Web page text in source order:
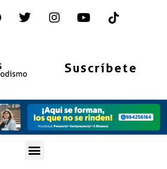
Suscríbete